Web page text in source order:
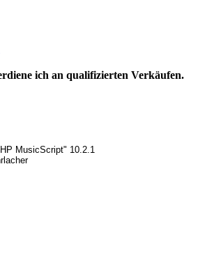
ich an qualifizierten Verkäufen.
MusicScript" 10.2.1